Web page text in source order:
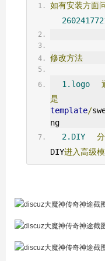
如有安装方面
修改方法
1.logo
是
template/
ng
2.DIY
DIY进入高级